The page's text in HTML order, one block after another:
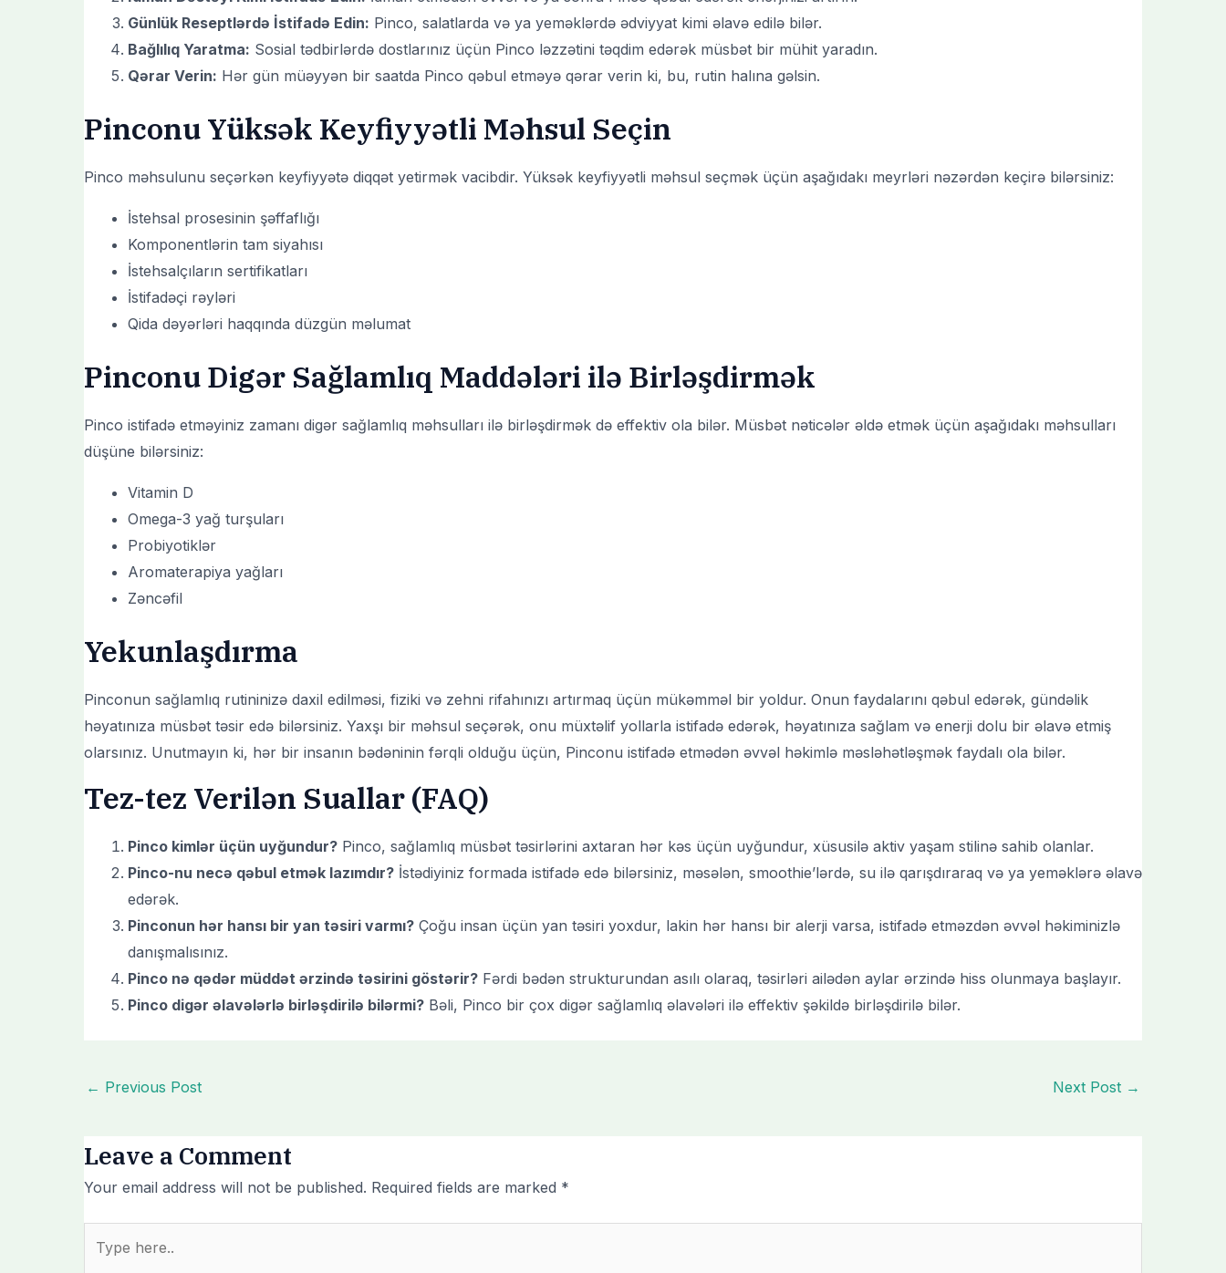
Günlük Reseptlərdə İstifadə Edin: Pinco, salatlarda və ya yeməklərdə ədviyyat kimi əlavə edilə bilər.
Bağlılıq Yaratma: Sosial tədbirlərdə dostlarınız üçün Pinco ləzzətini təqdim edərək müsbət bir mühit yaradın.
Qərar Verin: Hər gün müəyyən bir saatda Pinco qəbul etməyə qərar verin ki, bu, rutin halına gəlsin.
Pinconu Yüksək Keyfiyyətli Məhsul Seçin
Pinco məhsulunu seçərkən keyfiyyətə diqqət yetirmək vacibdir. Yüksək keyfiyyətli məhsul seçmək üçün aşağıdakı meyrləri nəzərdən keçirə bilərsiniz:
İstehsal prosesinin şəffaflığı
Komponentlərin tam siyahısı
İstehsalçıların sertifikatları
İstifadəçi rəyləri
Qida dəyərləri haqqında düzgün məlumat
Pinconu Digər Sağlamlıq Maddələri ilə Birləşdirmək
Pinco istifadə etməyiniz zamanı digər sağlamlıq məhsulları ilə birləşdirmək də effektiv ola bilər. Müsbət nəticələr əldə etmək üçün aşağıdakı məhsulları
düşüne bilərsiniz:
Vitamin D
Omega-3 yağ turşuları
Probiyotiklər
Aromaterapiya yağları
Zəncəfil
Yekunlaşdırma
Pinconun sağlamlıq rutininizə daxil edilməsi, fiziki və zehni rifahınızı artırmaq üçün mükəmməl bir yoldur. Onun faydalarını qəbul edərək, gündəlik
həyatınıza müsbət təsir edə bilərsiniz. Yaxşı bir məhsul seçərək, onu müxtəlif yollarla istifadə edərək, həyatınıza sağlam və enerji dolu bir əlavə etmiş
olarsınız. Unutmayın ki, hər bir insanın bədəninin fərqli olduğu üçün, Pinconu istifadə etmədən əvvəl həkimlə məsləhətləşmək faydalı ola bilər.
Tez-tez Verilən Suallar (FAQ)
Pinco kimlər üçün uyğundur? Pinco, sağlamlıq müsbət təsirlərini axtaran hər kəs üçün uyğundur, xüsusilə aktiv yaşam stilinə sahib olanlar.
Pinco-nu necə qəbul etmək lazımdır? İstədiyiniz formada istifadə edə bilərsiniz, məsələn, smoothie’lərdə, su ilə qarışdıraraq və ya yeməklərə əlavə
edərək.
Pinconun hər hansı bir yan təsiri varmı? Çoğu insan üçün yan təsiri yoxdur, lakin hər hansı bir alerji varsa, istifadə etməzdən əvvəl həkiminizlə
danışmalısınız.
Pinco nə qədər müddət ərzində təsirini göstərir? Fərdi bədən strukturundan asılı olaraq, təsirləri ailədən aylar ərzində hiss olunmaya başlayır.
Pinco digər əlavələrlə birləşdirilə bilərmi? Bəli, Pinco bir çox digər sağlamlıq əlavələri ilə effektiv şəkildə birləşdirilə bilər.
← Previous Post Next Post →
Leave a Comment
Your email address will not be published. Required fields are marked *
here..